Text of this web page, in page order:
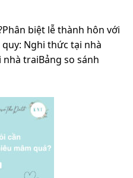
biệt lễ thành hôn với
quy: Nghi thức tại nhà
traiBảng so sánh